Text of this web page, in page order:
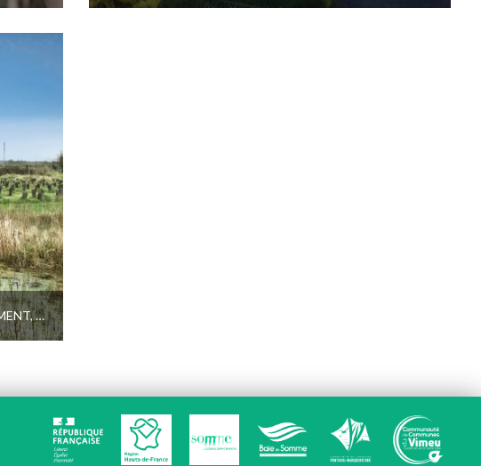
FLEURISSEMENT ET RESPECT DE L’ENVIRONNEMENT, LE PARC NATUREL RÉGIONAL ACCOMPAGNE VOS COMMUNES